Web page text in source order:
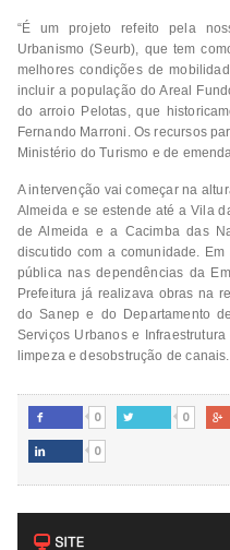
“É um projeto refeito pela
Urbanismo (Seurb), que tem
melhores condições de
incluir a população do Areal
do arroio Pelotas, que
Fernando Marroni. Os recursos
Ministério do Turismo e de
A intervenção vai começar na
Almeida e se estende até a Vila
de Almeida e a Cacimba das
discutido com a comunidade.
pública nas dependências da
Prefeitura já realizava obras na
do Sanep e do Departamento
Serviços Urbanos e
limpeza e desobstrução de canais.
 0  0 
 0